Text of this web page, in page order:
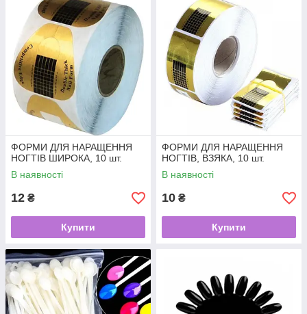
ФОРМИ ДЛЯ НАРАЩЕННЯ
НОГТІВ ШИРОКА, 10 шт.
В наявності
12 ₴
Купити
ФОРМИ ДЛЯ НАРАЩЕННЯ
НОГТІВ, ВЗЯКА, 10 шт.
В наявності
10 ₴
Купити